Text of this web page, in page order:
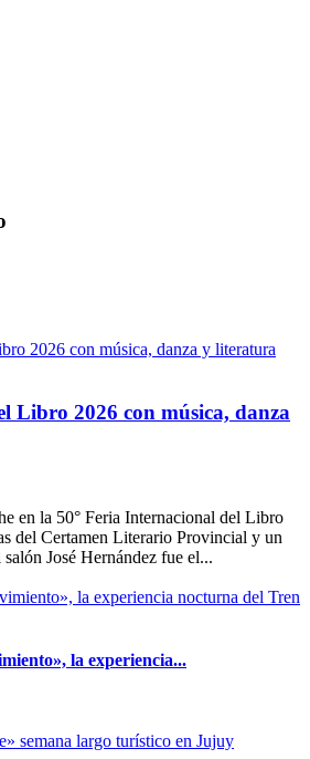
Libro 2026 con música, danza
en la 50° Feria Internacional del Libro
del Certamen Literario Provincial y un
José Hernández fue el...
la experiencia...